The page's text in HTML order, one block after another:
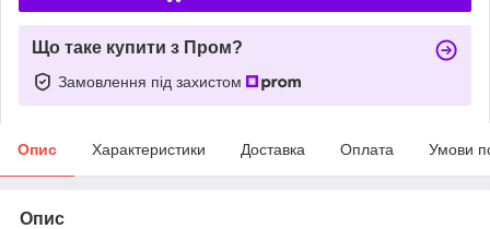
Що таке купити з Пром?
Замовлення під захистом
Опис Характеристики Доставка Оплата Умови
Опис